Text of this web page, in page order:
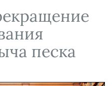
песка